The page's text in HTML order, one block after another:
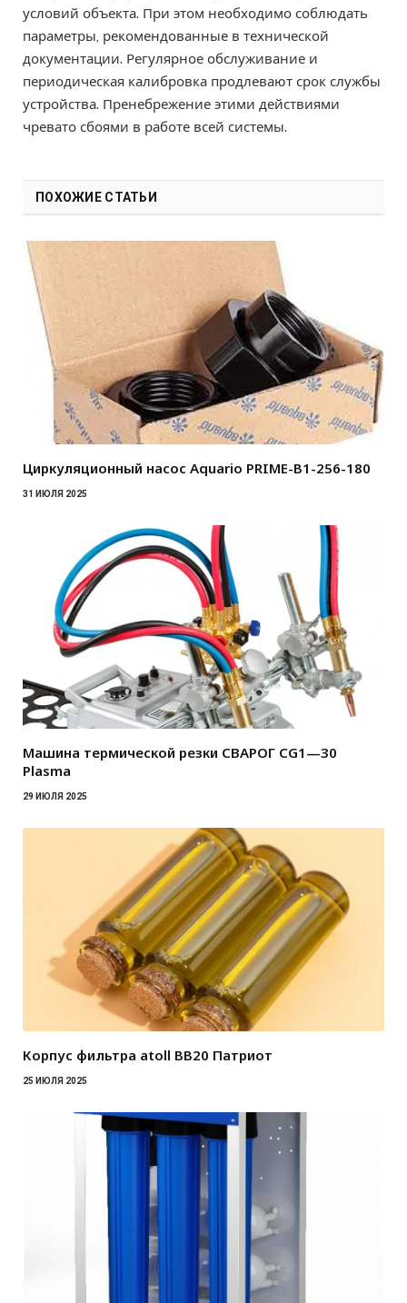
условий объекта. При этом необходимо соблюдать
параметры, рекомендованные в технической
документации. Регулярное обслуживание и
периодическая калибровка продлевают срок службы
устройства. Пренебрежение этими действиями
чревато сбоями в работе всей системы.
ПОХОЖИЕ СТАТЬИ
Циркуляционный насос Aquario PRIME-B1-256-180
31 ИЮЛЯ 2025
Машина термической резки СВАРОГ CG1—30
Plasma
29 ИЮЛЯ 2025
Корпус фильтра atoll BB20 Патриот
25 ИЮЛЯ 2025